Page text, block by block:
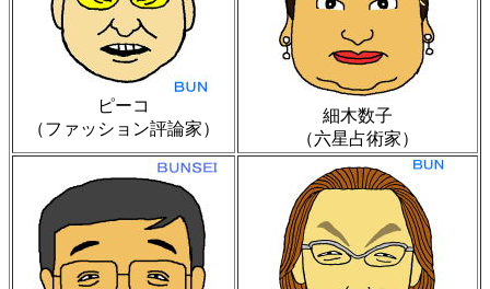
ピーコ
（ファッション評論家）
細木数子
（六星占術家）